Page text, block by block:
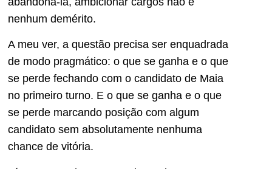
nenhum demérito.
A meu ver, a questão precisa ser enquadrada
de modo pragmático: o que se ganha e o que
se perde fechando com o candidato de Maia
no primeiro turno. E o que se ganha e o que
se perde marcando posição com algum
candidato sem absolutamente nenhuma
chance de vitória.